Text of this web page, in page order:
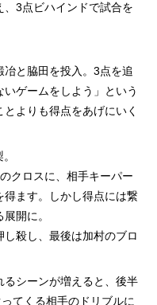
3点ビハインドで試合を
と脇田を投入。3点を追
ゲームをしよう」という
よりも得点をあげにいく
クロスに、相手キーパー
ます。しかし得点には繋
開に。
殺し、最後は加村のブロ
シーンが増えると、後半
てくる相手のドリブルに